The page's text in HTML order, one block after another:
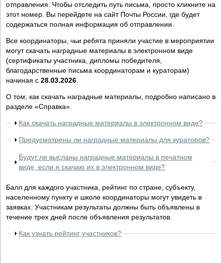
отправления. Чтобы отследить путь письма, просто кликните на
этот номер. Вы перейдете на сайт Почты России, где будет
содержаться полная информация об отправлении.
Все координаторы, чьи ребята приняли участие в мероприятии
могут скачать наградные материалы в электронном виде
(сертификаты участника, дипломы победителя,
благодарственные письма координаторам и кураторам)
начиная с 28.03.2026
О том, как скачать наградные материалы, подробно написано в
разделе «Справка».
Как скачать наградные материалы в электронном виде?
Предусмотрены ли наградные материалы для кураторов?
Будут ли высланы наградные материалы в печатном
виде, если я скачаю их в электронном виде?
Балл для каждого участника, рейтинг по стране, субъекту,
населенному пункту и школе координаторы могут увидеть в
заявках. Участникам результаты должны быть объявлены в
течение трех дней после объявления результатов.
Как узнать рейтинг участников?